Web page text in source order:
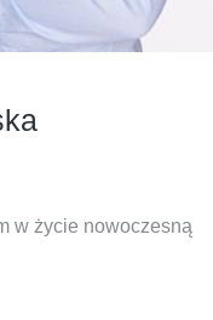
w życie nowoczesną